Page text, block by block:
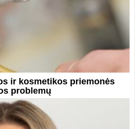
ir kosmetikos priemonės
problemų